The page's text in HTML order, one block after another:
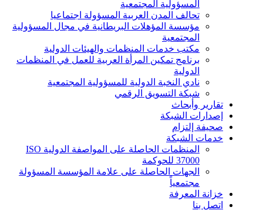
المسؤولية المجتمعية
تحالف المدن العربية المسؤولة اجتماعيا
مؤسسة المؤهلات البريطانية في مجال المسؤولية
المجتمعية
مكتب خدمات المنظمات والهيئات الدولية
برنامج تمكين المرأة العربية للعمل في المنظمات
الدولية
نادي النخبة الدولية للمسؤولية المجتمعية
شبكة التسويق الرقمي
تقارير وأبحاث
إصدارات الشبكة
صحيفة إلتزام
خدمات الشبكة
المنظمات الحاصلة على المواصفة الدولية ISO
37000 للحوكمة
الجهات الحاصلة على علامة المؤسسة المسؤولة
مجتمعياً
خزانة المعرفة
اتصل بنا